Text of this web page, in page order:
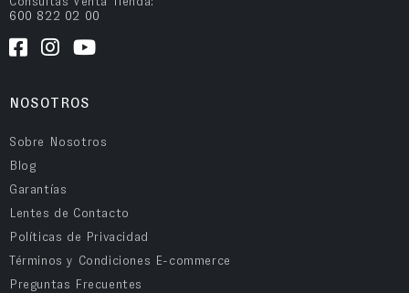
600 822 02 00
NOSOTROS
Sobre Nosotros
Blog
Garantías
Lentes de Contacto
Políticas de Privacidad
Términos y Condiciones E-commerce
Preguntas Frecuentes